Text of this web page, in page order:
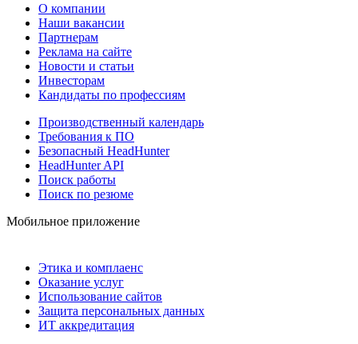
О компании
Наши вакансии
Партнерам
Реклама на сайте
Новости и статьи
Инвесторам
Кандидаты по профессиям
Производственный календарь
Требования к ПО
Безопасный HeadHunter
HeadHunter API
Поиск работы
Поиск по резюме
Мобильное приложение
Этика и комплаенс
Оказание услуг
Использование сайтов
Защита персональных данных
ИТ аккредитация